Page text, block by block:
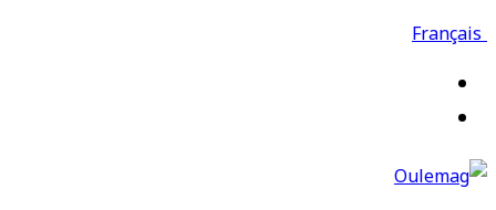
Français